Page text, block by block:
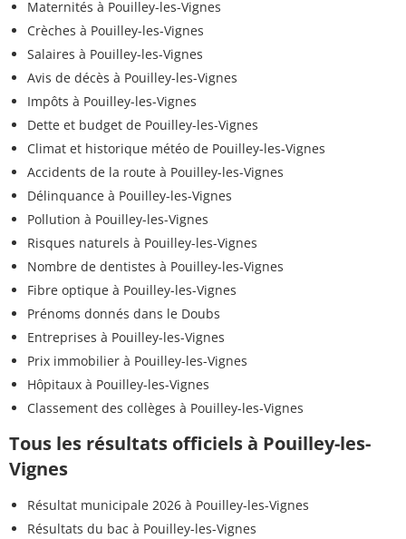
Maternités à Pouilley-les-Vignes
Crèches à Pouilley-les-Vignes
Salaires à Pouilley-les-Vignes
Avis de décès à Pouilley-les-Vignes
Impôts à Pouilley-les-Vignes
Dette et budget de Pouilley-les-Vignes
Climat et historique météo de Pouilley-les-Vignes
Accidents de la route à Pouilley-les-Vignes
Délinquance à Pouilley-les-Vignes
Pollution à Pouilley-les-Vignes
Risques naturels à Pouilley-les-Vignes
Nombre de dentistes à Pouilley-les-Vignes
Fibre optique à Pouilley-les-Vignes
Prénoms donnés dans le Doubs
Entreprises à Pouilley-les-Vignes
Prix immobilier à Pouilley-les-Vignes
Hôpitaux à Pouilley-les-Vignes
Classement des collèges à Pouilley-les-Vignes
Tous les résultats officiels à Pouilley-les-
Vignes
Résultat municipale 2026 à Pouilley-les-Vignes
Résultats du bac à Pouilley-les-Vignes